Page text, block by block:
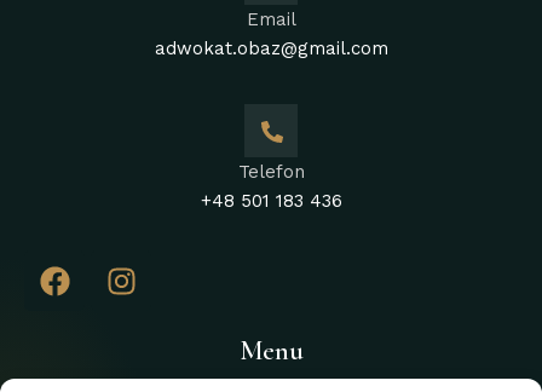
Email
adwokat.obaz@gmail.com
Telefon
+48 501 183 436
Menu